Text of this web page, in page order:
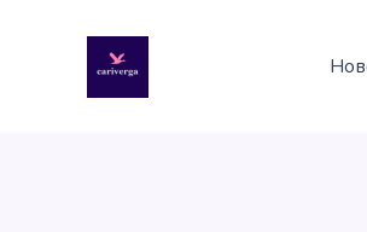
содержимому